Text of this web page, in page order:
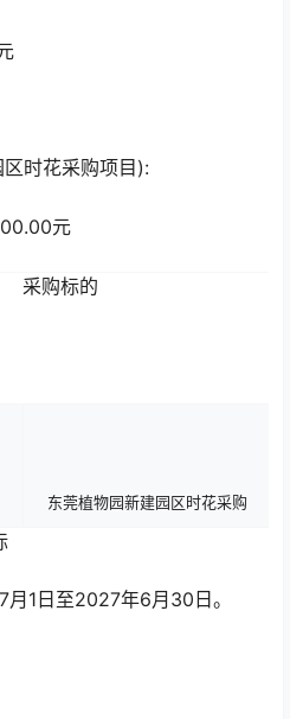
时花采购项目):
元
采购标的
东莞植物园新建园区时花采购
1日至2027年6月30日。